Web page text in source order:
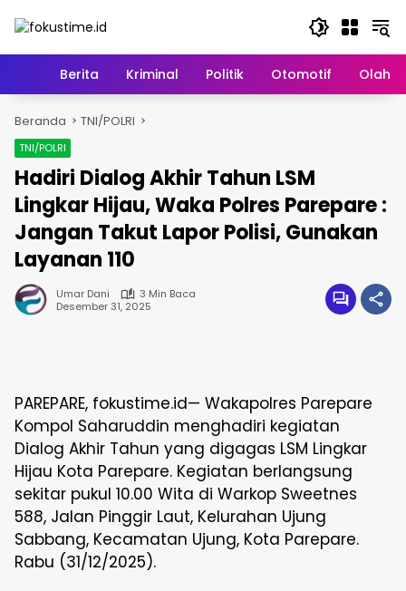
HomeBerita Kriminal Politik Otomotif
Beranda TNI/POLRI
TNI/POLRI
Hadiri Dialog Akhir Tahun LSM
Lingkar Hijau, Waka Polres Parepare :
Jangan Takut Lapor Polisi, Gunakan
Layanan 110
Umar Dani
3 Min Baca
Desember 31, 2025
PAREPARE, fokustime.id— Wakapolres Parepare
Kompol Saharuddin menghadiri kegiatan
Dialog Akhir Tahun yang digagas LSM Lingkar
Hijau Kota Parepare. Kegiatan berlangsung
sekitar pukul 10.00 Wita di Warkop Sweetnes
588, Jalan Pinggir Laut, Kelurahan Ujung
Sabbang, Kecamatan Ujung, Kota Parepare.
Rabu (31/12/2025).